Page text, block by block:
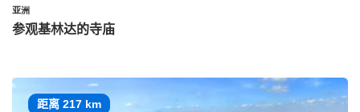
亚洲
参观基林达的寺庙
距离 217 km